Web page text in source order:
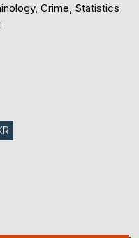
Crime, Statistics